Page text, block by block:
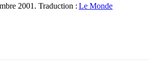
2001. Traduction : Le Monde